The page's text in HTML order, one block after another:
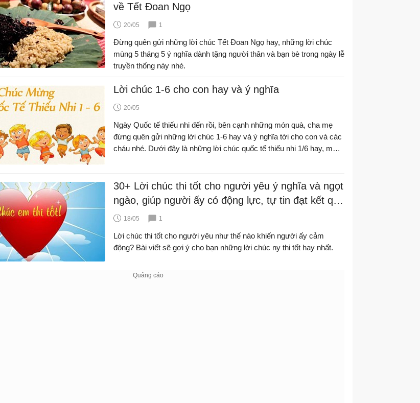
về Tết Đoan Ngọ
20/05 1
Đừng quên gửi những lời chúc Tết Đoan Ngọ hay, những lời chúc
mùng 5 tháng 5 ý nghĩa dành tặng người thân và bạn bè trong ngày lễ
truyền thống này nhé.
Lời chúc 1-6 cho con hay và ý nghĩa
20/05
Ngày Quốc tế thiếu nhi đến rồi, bên cạnh những món quà, cha mẹ
đừng quên gửi những lời chúc 1-6 hay và ý nghĩa tới cho con và các
cháu nhé. Dưới đây là những lời chúc quốc tế thiếu nhi 1/6 hay, mời
30+ Lời chúc thi tốt cho người yêu ý nghĩa và ngọt
ngào, giúp người ấy có động lực, tự tin đạt kết quả
tốt nhất
18/05 1
Lời chúc thi tốt cho người yêu như thế nào khiến người ấy cảm
động? Bài viết sẽ gợi ý cho bạn những lời chúc ny thi tốt hay nhất.